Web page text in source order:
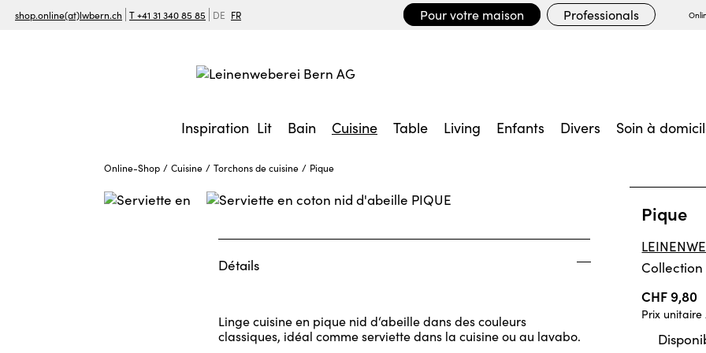
shop.online(at)lwbern.ch T +41 31 340 85 85 DE FR Pour votre maison Professionals
Inspiration Lit Bain Cuisine Table Living Enfants Divers Soin à
Online-Shop Cuisine Torchons de cuisine Pique
Détails
Linge cuisine en pique nid d‘abeille dans des couleurs
classiques, idéal comme serviette dans la cuisine ou au lavabo.
Pique
Collection
CHF 9,80
Prix unitaire